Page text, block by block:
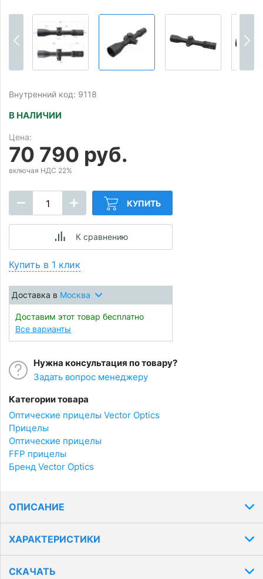
Внутренний код: 9118
В НАЛИЧИИ
Цена:
70 790 руб.
включая НДС 22%
КУПИТЬ
К сравнению
Купить в 1 клик
Доставка в Москва
Доставим этот товар бесплатно
Все варианты
Нужна консультация по товару?
Задать вопрос менеджеру
Категории товара
Оптические прицелы Vector Optics
Прицелы
Оптические прицелы
FFP прицелы
Бренд Vector Optics
ОПИСАНИЕ
ХАРАКТЕРИСТИКИ
СКАЧАТЬ